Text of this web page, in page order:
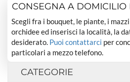
CONSEGNA A DOMICILIO
Scegli fra i bouquet, le piante, i
orchidee ed inserisci la località, la
desiderato. Puoi contattarci per
particolari a mezzo telefono.
CATEGORIE